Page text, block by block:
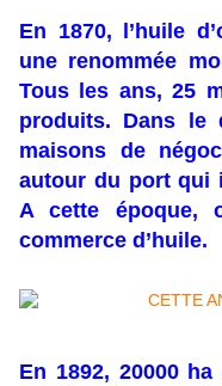
En 1870, l’huile
une renommée
Tous les ans, 25
produits. Dans le
maisons de
autour du port qui
A cette époque,
commerce d’huile.
En 1892, 20000